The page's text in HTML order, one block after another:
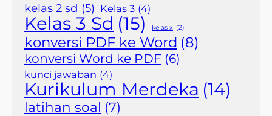
kelas 2 sd (5) Kelas 3 (4)
Kelas 3 Sd (15) kelas x (2)
konversi PDF ke Word (8)
konversi Word ke PDF (6)
kunci jawaban (4)
Kurikulum Merdeka (14)
latihan soal (7)